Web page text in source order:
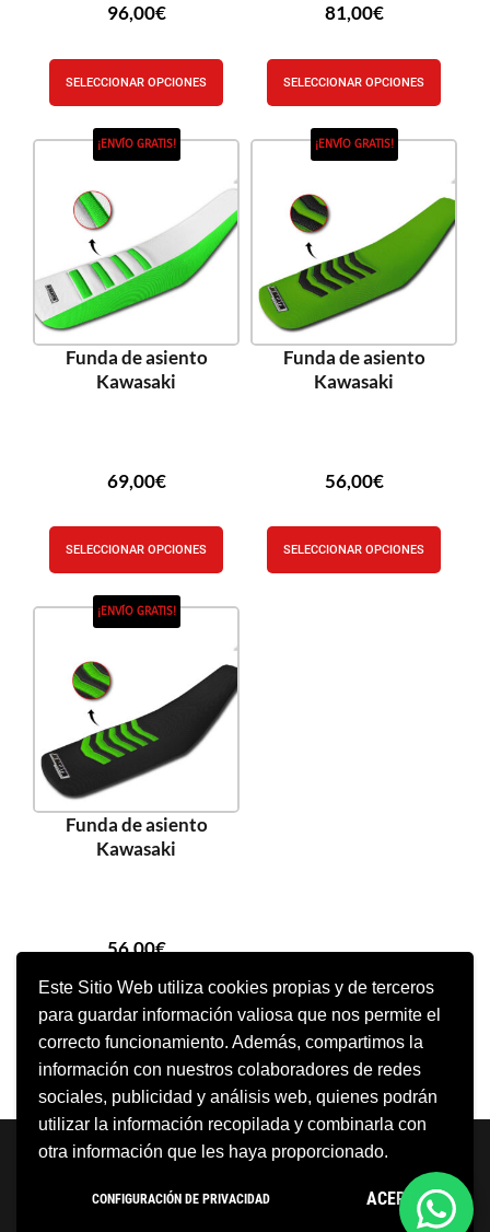
Este Sitio Web utiliza cookies propias y de terceros
para guardar información valiosa que nos permite el
correcto funcionamiento. Además, compartimos la
información con nuestros colaboradores de redes
sociales, publicidad y análisis web, quienes podrán
utilizar la información recopilada y combinarla con
otra información que les haya proporcionado.
CONFIGURACIÓN DE PRIVACIDAD ACEPTO
96,00€
SELECCIONAR OPCIONES
81,00€
SELECCIONAR OPCIONES
¡ENVÍO GRATIS!
Funda de asiento
Kawasaki
69,00€
SELECCIONAR OPCIONES
¡ENVÍO GRATIS!
Funda de asiento
Kawasaki
56,00€
SELECCIONAR OPCIONES
¡ENVÍO GRATIS!
Funda de asiento
Kawasaki
56,00€
SELECCIONAR OPCIONES
Neve | Funciona gracias a WordPress
Condiciones Generales